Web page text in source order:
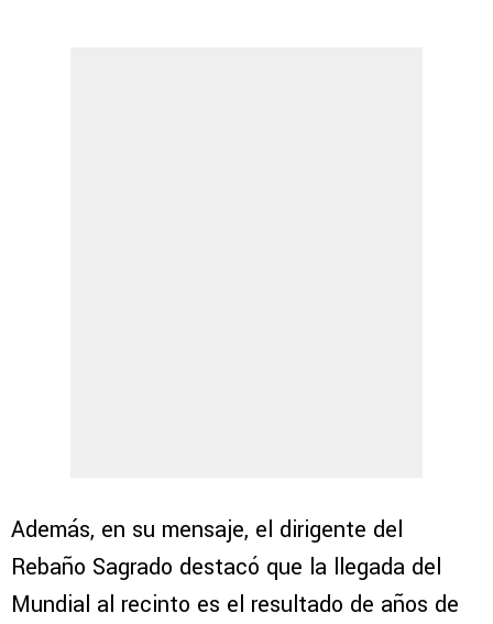
Además, en su mensaje, el dirigente del
Rebaño Sagrado destacó que la llegada del
Mundial al recinto es el resultado de años de